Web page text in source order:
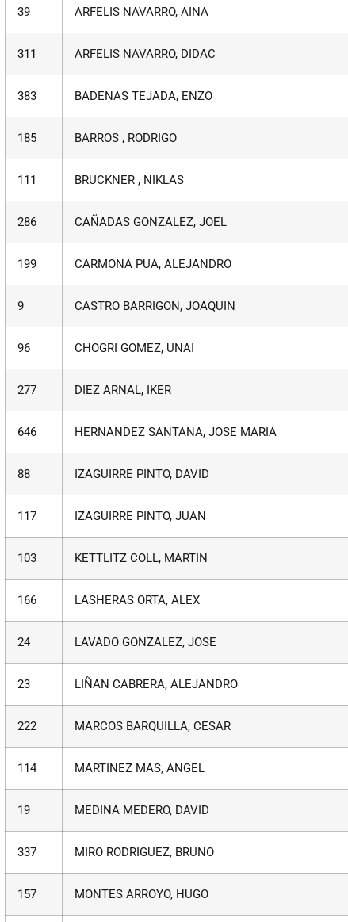
39 ARFELIS NAVARRO, AINA
311 ARFELIS NAVARRO, DIDAC
383 BADENAS TEJADA, ENZO
185 BARROS , RODRIGO
111 BRUCKNER , NIKLAS
286 CAÑADAS GONZALEZ, JOEL
199 CARMONA PUA, ALEJANDRO
9 CASTRO BARRIGON, JOAQUIN
96 CHOGRI GOMEZ, UNAI
277 DIEZ ARNAL, IKER
646 HERNANDEZ SANTANA, JOSE MARIA
88 IZAGUIRRE PINTO, DAVID
117 IZAGUIRRE PINTO, JUAN
103 KETTLITZ COLL, MARTIN
166 LASHERAS ORTA, ALEX
24 LAVADO GONZALEZ, JOSE
23 LIÑAN CABRERA, ALEJANDRO
222 MARCOS BARQUILLA, CESAR
114 MARTINEZ MAS, ANGEL
19 MEDINA MEDERO, DAVID
337 MIRO RODRIGUEZ, BRUNO
157 MONTES ARROYO, HUGO